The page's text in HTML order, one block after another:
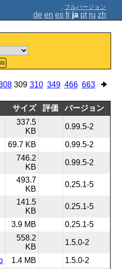
; フルバージョン
de en es fr ja pt ru zh
309 310 349 466 663
サイズ 評価 バージョン
337.5
KB
0.99.5-2
69.7 KB 0.99.5-2
746.2
KB
0.99.5-2
493.7
KB
0.25.1-5
141.5
KB
0.25.1-5
3.9 MB 0.25.1-5
558.2
KB
1.5.0-2
1.4 MB 1.5.0-2